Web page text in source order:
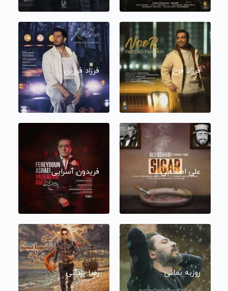
فرزاد فرخ فرزاد فرزین
علی اصحابی فریدون آسرایی
روزبه بمانی رضا یزدانی